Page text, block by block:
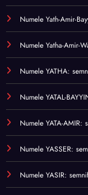
Numele Yath-Amir-
Numele Yatha-Amir-
Numele YATHA:
Numele YATAL-
Numele YATA-
Numele YASSER:
Numele YASIR: